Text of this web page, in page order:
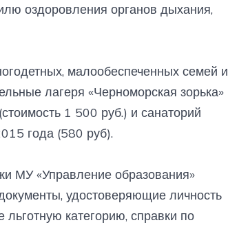
оздоровления органов дыхания,
малообеспеченных семей и
лагеря «Черноморская зорька»
1 500 руб.) и санаторий
года (580 руб).
МУ «Управление образования»
удостоверяющие личность
категорию, справки по